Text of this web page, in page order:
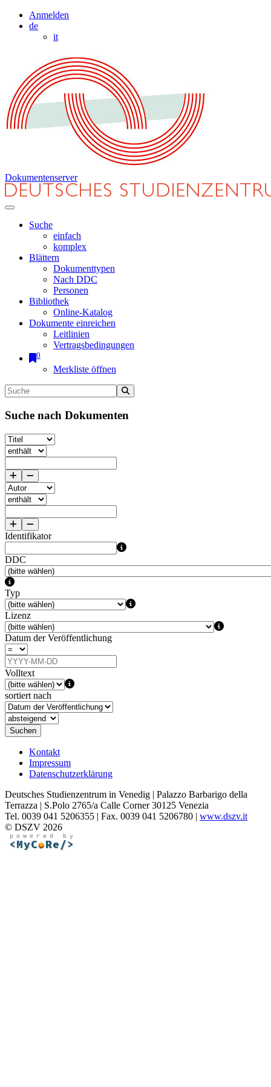
Anmelden
de
it
Dokumentenserver
Suche
einfach
komplex
Blättern
Dokumenttypen
Nach DDC
Personen
Bibliothek
Online-Katalog
Dokumente einreichen
Leitlinien
Vertragsbedingungen
0
Merkliste öffnen
Suche nach Dokumenten
Identifikator
DDC
Typ
Lizenz
Datum der Veröffentlichung
Volltext
sortiert nach
Suchen
Kontakt
Impressum
Datenschutzerklärung
Deutsches Studienzentrum in Venedig | Palazzo Barbarigo della
Terrazza | S.Polo 2765/a Calle Corner 30125 Venezia
Tel. 0039 041 5206355 | Fax. 0039 041 5206780 | www.dszv.it
© DSZV 2026